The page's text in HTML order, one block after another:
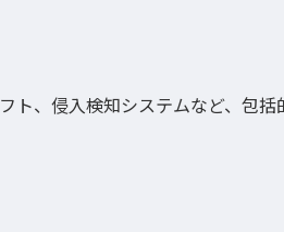
ト、侵入検知システムなど、包括